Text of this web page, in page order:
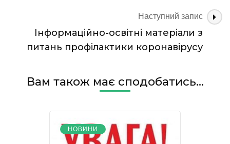
Наступний запис
Інформаційно-освітні матеріали з
питань профілактики коронавірусу
Вам також має сподобатись...
НОВИНИ